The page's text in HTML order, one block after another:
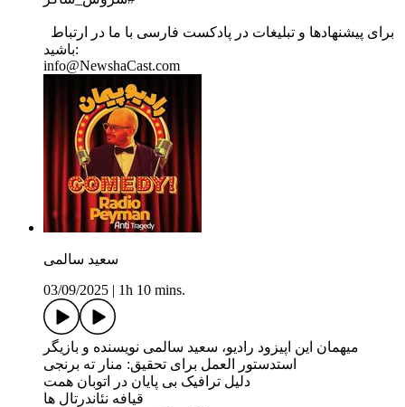
باشید:
info@NewshaCast.com
سعید سالمی
03/09/2025
1h 10 mins.
میهمان این اپیزود رادیو، سعید سالمی نویسنده و بازیگر